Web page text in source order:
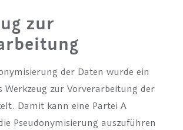
zur
der Daten wurde ein
Werkzeug zur Vorverarbeitung der
Damit kann eine Partei A
Pseudonymisierung auszuführen